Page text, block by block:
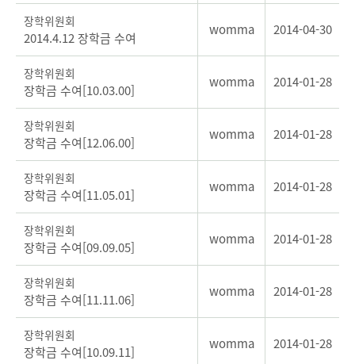
장학위원회
2014.4.12 장학금 수여 womma 2014-04-30
장학위원회
장학금 수여[10.03.00] womma 2014-01-28
장학위원회
장학금 수여[12.06.00] womma 2014-01-28
장학위원회
장학금 수여[11.05.01] womma 2014-01-28
장학위원회
장학금 수여[09.09.05] womma 2014-01-28
장학위원회
장학금 수여[11.11.06] womma 2014-01-28
장학위원회
장학금 수여[10.09.11] womma 2014-01-28